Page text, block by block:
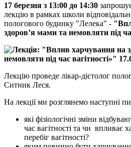
17 березня з 13:00 до 14:30
лекцію в рамках школи
пологового будинку "Лелека" -
здоров’я мами та немовляти під
Лекцію проведе лікар-дієтолог
Ситник Леся.
На лекції ми розглянемо наступні
які фізіологічні зміни
час вагітності та чи впливає
перебіг вагітності?